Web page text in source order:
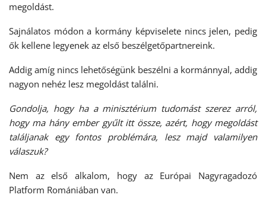
megoldást.
Sajnálatos módon a kormány képviselete nincs jelen, pedig
ők kellene legyenek az első beszélgetőpartnereink.
Addig amíg nincs lehetőségünk beszélni a kormánnyal, addig
nagyon nehéz lesz megoldást találni.
Gondolja, hogy ha a minisztérium tudomást szerez arról,
hogy ma hány ember gyűlt itt össze, azért, hogy megoldást
találjanak egy fontos problémára, lesz majd valamilyen
válaszuk?
Nem az első alkalom, hogy az Európai Nagyragadozó
Platform Romániában van.